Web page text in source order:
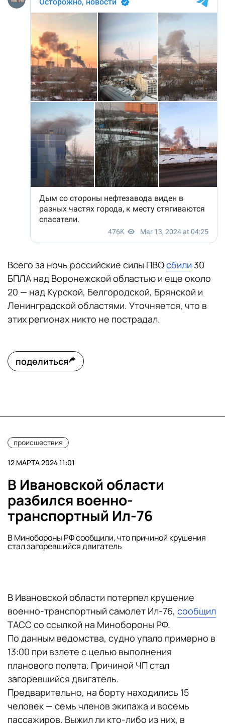
Всего за ночь российские силы ПВОсбили 30
БПЛА над Воронежской областью и еще около
20 — над Курской, Белгородской, Брянской и
Ленинградской областями. Уточняется, что в
этих регионах никто не пострадал.
поделиться
происшествия
12 МАРТА 2024 11:01
В Ивановской области
разбился военно-
транспортный Ил-76
В Минобороны РФ сообщили, что причиной крушения
стал загоревшийся двигатель
В Ивановской области потерпел крушение
военно-транспортный самолет Ил-76, сообщил
ТАСС со ссылкой на Минобороны РФ.
По данным ведомства, судно упало примерно в
13:00 при взлете с целью выполнения
планового полета. Причиной ЧП стал
загоревшийся двигатель.
Предварительно, на борту находились 15
человек — семь членов экипажа и восемь
пассажиров. Выжил ли кто-либо из них, в